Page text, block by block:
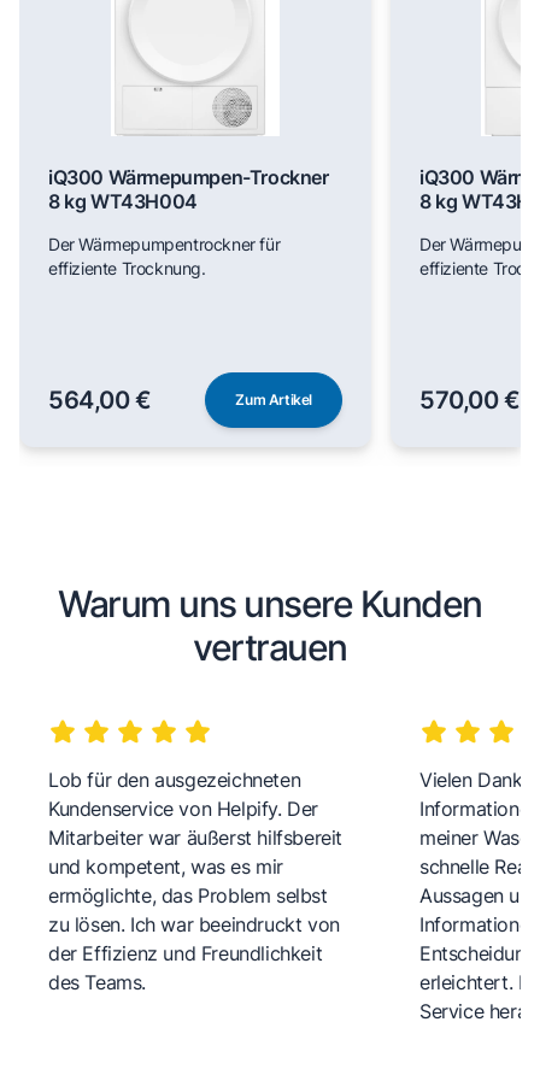
iQ300 Wärmepumpen-Trockner
8 kg WT43H004
Der Wärmepumpentrockner für
effiziente Trocknung.
564,00 € Zum Artikel
iQ300
8 kg
Der
effiziente
570,00 €
Warum uns unsere Kunden
vertrauen
Lob für den ausgezeichneten
Kundenservice von Helpify. Der
Mitarbeiter war äußerst hilfsbereit
und kompetent, was es mir
ermöglichte, das Problem selbst
zu lösen. Ich war beeindruckt von
der Effizienz und Freundlichkeit
des Teams.
Vielen Dank
meiner
schnelle
Aussagen
erleichtert.
Service